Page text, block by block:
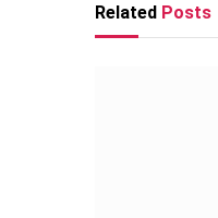
Related Posts